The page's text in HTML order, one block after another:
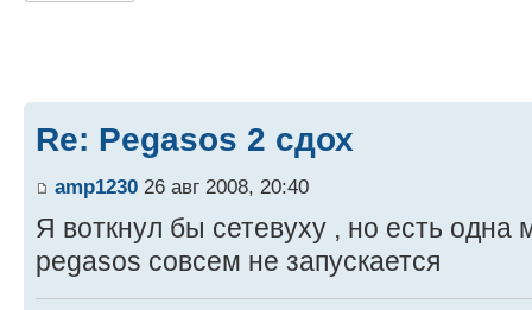
Re: Pegasos 2 сдох
amp1230 26 авг 2008, 20:40
Я воткнул бы сетевуху , но есть одна
pegasos совсем не запускается